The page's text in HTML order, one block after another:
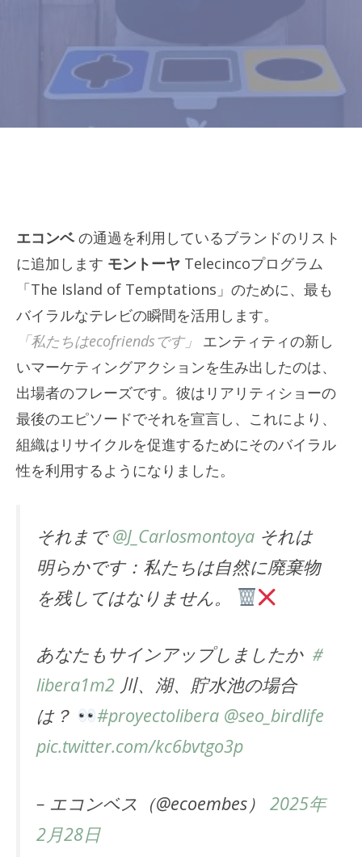
エコンベの通過を利用しているブランドのリスト
に追加します モントーヤ Telecincoプログラム
「The Island of Temptations」のために、最も
バイラルなテレビの瞬間を活用します。
「私たちはecofriendsです」 エンティティの新し
いマーケティングアクションを生み出したのは、
出場者のフレーズです。彼はリアリティショーの
最後のエピソードでそれを宣言し、これにより、
組織はリサイクルを促進するためにそのバイラル
性を利用するようになりました。
それまで@J_Carlosmontoya それは
明らかです：私たちは自然に廃棄物
を残してはなりません。
あなたもサインアップしましたか ＃
libera1m2 川、湖、貯水池の場合
は？
#proyectolibera @seo_birdlife
pic.twitter.com/kc6bvtgo3p
– エコンベス（@ecoembes） 2025年
2月28日